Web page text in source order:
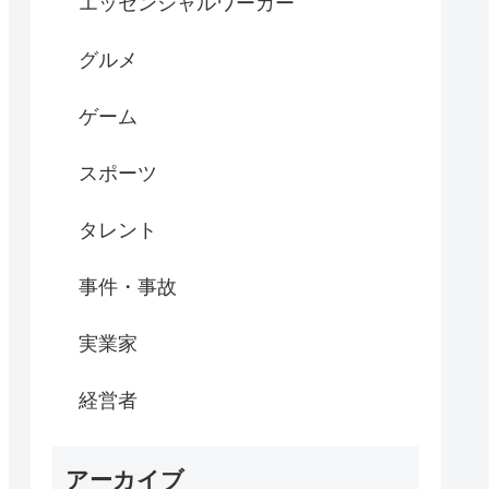
グルメ
ゲーム
スポーツ
タレント
事件・事故
実業家
経営者
アーカイブ